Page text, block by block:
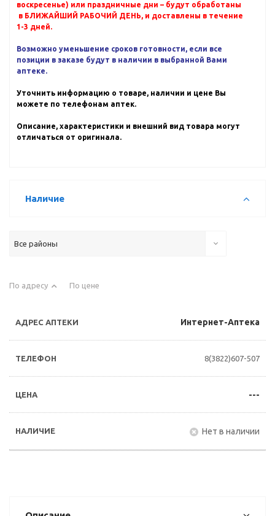
воскресенье) или праздничные дни – будут обработаны
в БЛИЖАЙШИЙ РАБОЧИЙ ДЕНЬ, и доставлены в течение
1-3 дней.
Возможно уменьшение сроков готовности, если все
позиции в заказе будут в наличии в выбранной Вами
аптеке.
Уточнить информацию о товаре, наличии и цене Вы
можете по телефонам аптек.
Описание, характеристики и внешний вид товара могут
отличаться от оригинала.
Наличие
Все районы
По адресу По цене
Интернет-Аптека
8(3822)607-507
---
Нет в наличии